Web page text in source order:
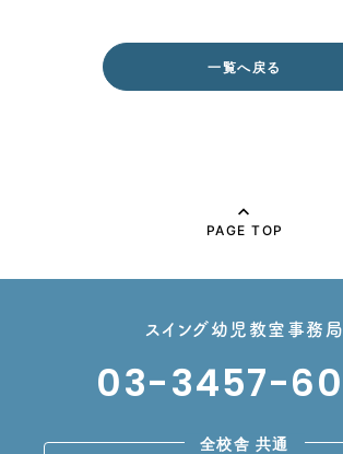
一覧へ戻る
PAGE TOP
スイング幼児教室事務局
03-3457-
全校舎 共通